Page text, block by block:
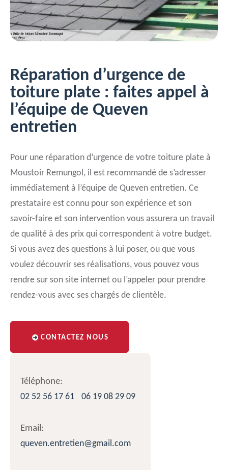
Réparation d’urgence de
toiture plate : faites appel à
l’équipe de Queven
entretien
Pour une réparation d’urgence de votre toiture plate à
Moustoir Remungol, il est recommandé de s’adresser
immédiatement à l’équipe de Queven entretien. Ce
prestataire est connu pour son expérience et son
savoir-faire et son intervention vous assurera un travail
de qualité à des prix qui correspondent à votre budget.
Si vous avez des questions à lui poser, ou que vous
voulez découvrir ses réalisations, vous pouvez vous
rendre sur son site internet ou l’appeler pour prendre
rendez-vous avec ses chargés de clientèle.
CONTACTEZ NOUS
Téléphone:
02 52 56 17 61
06 19 08 29 09
Email:
queven.entretien@gmail.com